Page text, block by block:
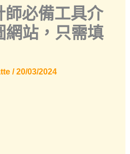
必備工具介
站，只需填
/20/03/2024